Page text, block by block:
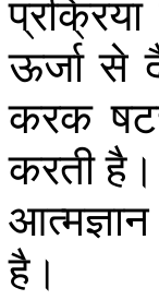
प्रक्रिया
ऊर्जा से
करक
करती है।
आत्मज्ञान
है।